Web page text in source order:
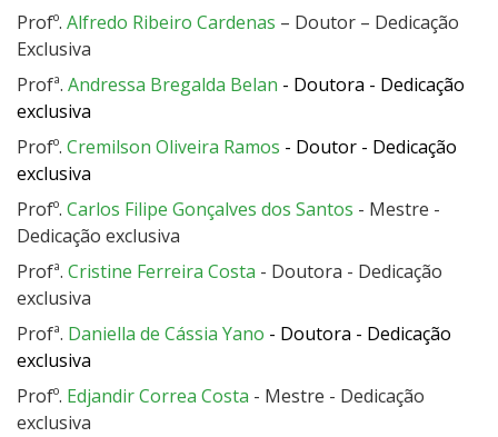
Profº. Alfredo Ribeiro Cardenas – Doutor – Dedicação
Exclusiva
Profª. Andressa Bregalda Belan - Doutora - Dedicação
exclusiva
Profº. Cremilson Oliveira Ramos - Doutor - Dedicação
exclusiva
Profº. Carlos Filipe Gonçalves dos Santos - Mestre -
Dedicação exclusiva
Profª. Cristine Ferreira Costa - Doutora - Dedicação
exclusiva
Profª. Daniella de Cássia Yano - Doutora - Dedicação
exclusiva
Profº. Edjandir Correa Costa - Mestre - Dedicação
exclusiva